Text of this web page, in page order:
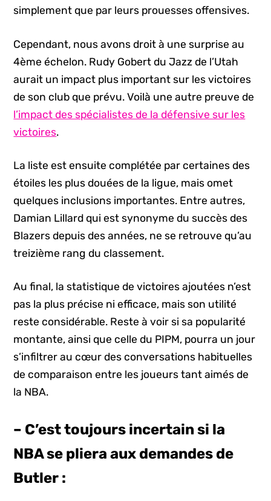
simplement que par leurs prouesses offensives.
Cependant, nous avons droit à une surprise au
4ème échelon. Rudy Gobert du Jazz de l’Utah
aurait un impact plus important sur les victoires
de son club que prévu. Voilà une autre preuve de
l’impact des spécialistes de la défensive sur les
victoires.
La liste est ensuite complétée par certaines des
étoiles les plus douées de la ligue, mais omet
quelques inclusions importantes. Entre autres,
Damian Lillard qui est synonyme du succès des
Blazers depuis des années, ne se retrouve qu’au
treizième rang du classement.
Au final, la statistique de victoires ajoutées n’est
pas la plus précise ni efficace, mais son utilité
reste considérable. Reste à voir si sa popularité
montante, ainsi que celle du PIPM, pourra un jour
s’infiltrer au cœur des conversations habituelles
de comparaison entre les joueurs tant aimés de
la NBA.
– C’est toujours incertain si la
NBA se pliera aux demandes de
Butler :